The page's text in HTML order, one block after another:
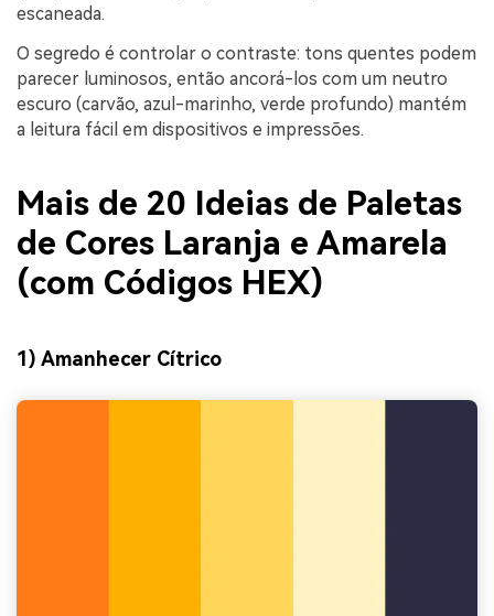
escaneada.
O segredo é controlar o contraste: tons quentes podem
parecer luminosos, então ancorá-los com um neutro
escuro (carvão, azul-marinho, verde profundo) mantém
a leitura fácil em dispositivos e impressões.
Mais de 20 Ideias de Paletas
de Cores Laranja e Amarela
(com Códigos HEX)
1) Amanhecer Cítrico